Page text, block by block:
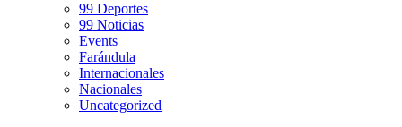
99 Deportes
99 Noticias
Events
Farándula
Internacionales
Nacionales
Uncategorized